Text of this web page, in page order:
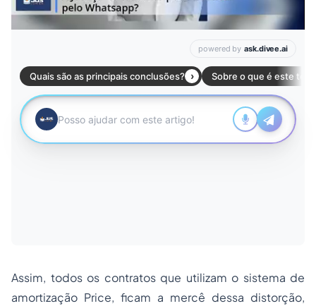
Assim, todos os contratos que utilizam o sistema de
amortização Price, ficam a mercê dessa distorção,